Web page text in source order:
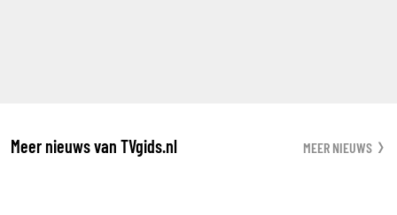
Meer nieuws van TVgids.nl MEER NIEUWS